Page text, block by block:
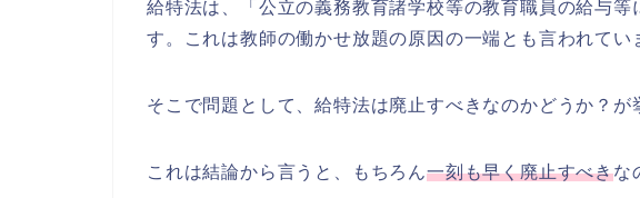
給特法は、「公立の義務教育諸学校等の教育職員の給与
す。これは教師の働かせ放題の原因の一端とも言われてい
そこで問題として、給特法は廃止すべきなのかどうか？が
これは結論から言うと、もちろん一刻も早く廃止すべきな